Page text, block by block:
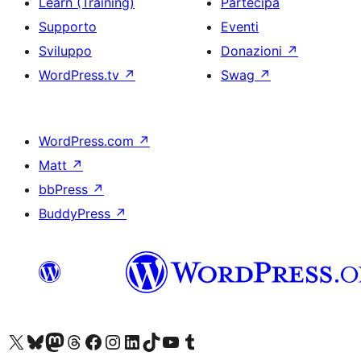
Supporto
Sviluppo
WordPress.tv ↗
Eventi
Donazioni ↗
Swag ↗
WordPress.com ↗
Matt ↗
bbPress ↗
BuddyPress ↗
Visita il nostro account X (ex Twitter)
Visita il nostro account Bluesky
Visita il nostro account Mastodon
Visita il nostro account Threads
Visita la nostra pagina Facebook
Visita il nostro account Instagram
Visita il nostro account LinkedIn
Visita il nostro account TikTok
Visita il nostro canale YouTube
Visita il nostro account Tumblr